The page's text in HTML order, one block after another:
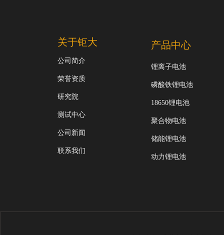
关于钜大
公司简介
荣誉资质
研究院
测试中心
公司新闻
联系我们
产品中心
锂离子电池
磷酸铁锂电池
18650锂电池
聚合物电池
储能锂电池
动力锂电池